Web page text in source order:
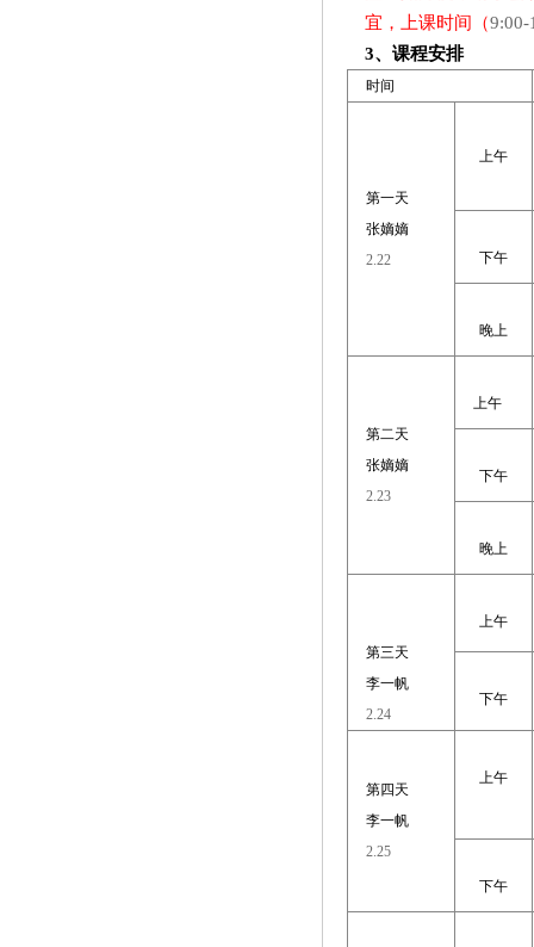
宜，上课时间（9:00-
3、课程安排
时间
第一天
张嫡嫡
2.22
上午
下午
晚上
第二天
张嫡嫡
2.23
上午
下午
晚上
第三天
李一帆
2.24
上午
下午
第四天
李一帆
2.25
上午
下午